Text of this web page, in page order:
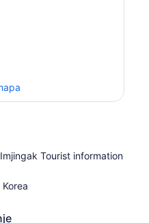
Tourist information